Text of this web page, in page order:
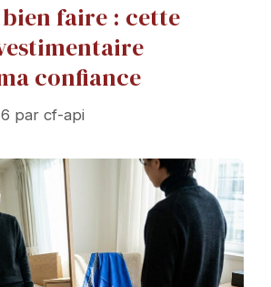
faire : cette
confiance
par cf-api